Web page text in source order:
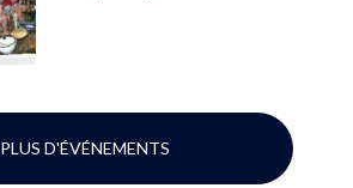
PLUS D'ÉVÉNEMENTS